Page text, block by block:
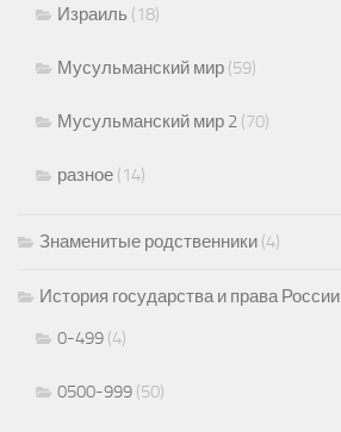
Израиль (18)
Мусульманский мир (59)
Мусульманский мир 2 (70)
разное (14)
Знаменитые родственники (4)
История государства и права России
0-499 (4)
0500-999 (50)